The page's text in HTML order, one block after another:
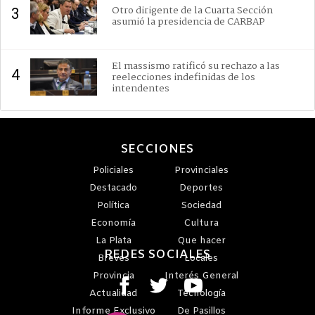
3 Otro dirigente de la Cuarta Sección
asumió la presidencia de CARBAP
4 El massismo ratificó su rechazo a las
reelecciones indefinidas de los
intendentes
SECCIONES
Policiales
Provinciales
Destacado
Deportes
Política
Sociedad
Economía
Cultura
La Plata
Que hacer
Breves
Locales
Provincia
Interés General
Actualidad
Tecnología
Informe Exclusivo
De Pasillos
REDES SOCIALES